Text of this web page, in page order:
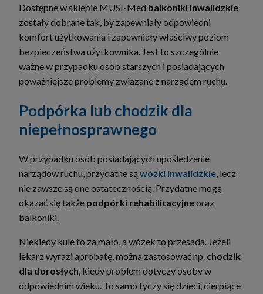
Dostępne w sklepie MUSI-Med balkoniki inwalidzkie
zostały dobrane tak, by zapewniały odpowiedni
komfort użytkowania i zapewniały właściwy poziom
bezpieczeństwa użytkownika. Jest to szczególnie
ważne w przypadku osób starszych i posiadających
poważniejsze problemy związane z narządem ruchu.
Podpórka lub chodzik dla
niepełnosprawnego
W przypadku osób posiadających upośledzenie
narządów ruchu, przydatne są wózki inwalidzkie, lecz
nie zawsze są one ostatecznością. Przydatne mogą
okazać się także podpórki rehabilitacyjneoraz
balkoniki.
Niekiedy kule to za mało, a wózek to przesada. Jeżeli
lekarz wyrazi aprobatę, można zastosować np. chodzik
dla dorosłych, kiedy problem dotyczy osoby w
odpowiednim wieku. To samo tyczy się dzieci, cierpiące